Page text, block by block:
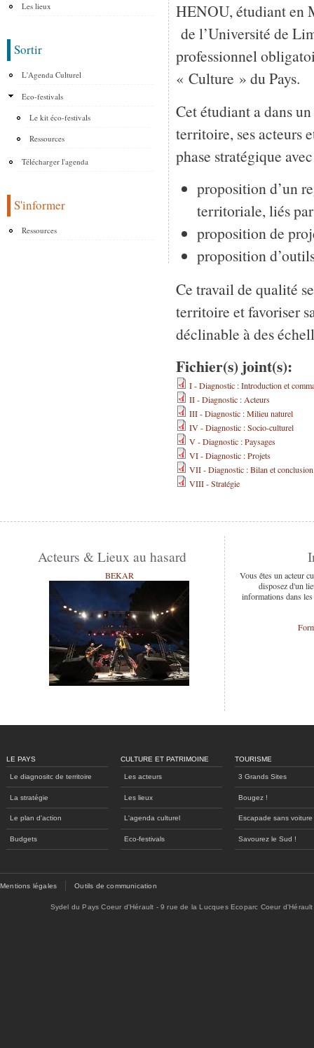
Les lieux
Sortir
L'Agenda Culturel
Eco-festivals
Le kit éco-festivals
Ressources
Télécharger l'agenda
S'informer
Ressources
HENOU, étudiant en
de l’Université de
professionnel
« Culture » du Pays.
Cet étudiant a dans
territoire, ses acteurs
phase stratégique
proposition d’un
territoriale, liés
proposition de
proposition
Ce travail de qualité
territoire et favoriser
déclinable à des
Fichier(s) joint(s):
I - Diagnostic : Introduction et
II - Diagnostic : Acteurs
III - Diagnostic : Milieu naturel
IV - Diagnostic : Socio-culturel
V - Diagnostic : Paysages
VI - Diagnostic : Projets
VII - Diagnostic : Bilan et conclusion
VIII - Stratégie
Acteurs & Lieux au hasard
BEKAR
Vous êtes un acteur
disposez d'un
informations dans
LE PAYS
Le diagnositc de territoire
La stratégie
Le plan d'action
Budgets
CULTURE ET PATRIMOINE
Les acteurs
Les lieux
L'agenda culturel
Eco-festivals
TOURISME
3 Grands Sites
Bougez !
Escapade sans voiture
Savourez le Sud !
Mentions légales Outils de communication
Sydel du Pays Coeur d'Hérault - 9 rue de la Lucques Ecoparc Coeur